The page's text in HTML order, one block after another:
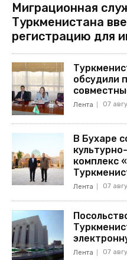
Миграционная
Туркменистана
регистрацию для
обсудили
Лента 07
В Бухаре
комплекс
Лента 07
Лента 07